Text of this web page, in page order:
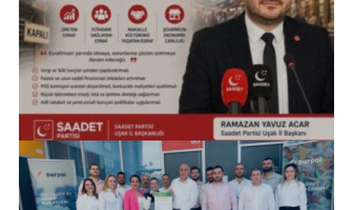
(başlıksız)
Alaattin Karahan tarafından 14/07/2026